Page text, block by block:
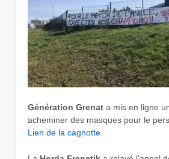
Génération Grenat a mis en ligne
acheminer des masques pour le
Lien de la cagnotte